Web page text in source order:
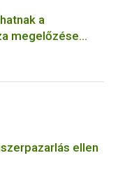
a
megelőzése
ellen